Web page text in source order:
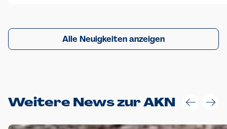
Alle Neuigkeiten anzeigen
Weitere News zur AKN